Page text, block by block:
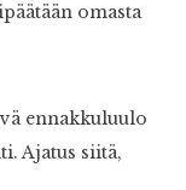
omasta
ennakkuluulo
Ajatus siitä,